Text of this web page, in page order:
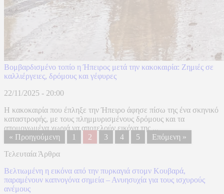
Βομβαρδισμένο τοπίο η Ήπειρος μετά την κακοκαιρία: Ζημιές σε
καλλιέργειες, δρόμους και γέφυρες
22/11/2025 - 20:00
Η κακοκαιρία που έπληξε την Ήπειρο άφησε πίσω της ένα σκηνικό
καταστροφής, με τους πλημμυρισμένους δρόμους και τα
απομονωμένα χωριά να αποτελούν εικόνα της ...
« Προηγούμενη
1 2 3 4 5
Επόμενη »
Τελευταία Άρθρα
Βελτιωμένη η εικόνα από την πυρκαγιά στομν Κουβαρά,
παραμένουν καπνογόνα σημεία – Ανυησυχία για τους ισχυρούς
ανέμους